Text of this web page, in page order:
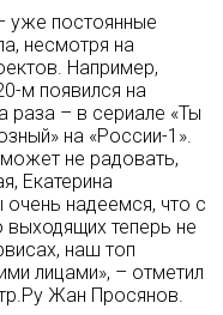
уже постоянные
несмотря на
Например,
м появился на
раза – в сериале «Ты
на «России-1».
не радовать,
Екатерина
надеемся, что с
выходящих теперь не
наш топ
лицами», – отметил
Жан Просянов.